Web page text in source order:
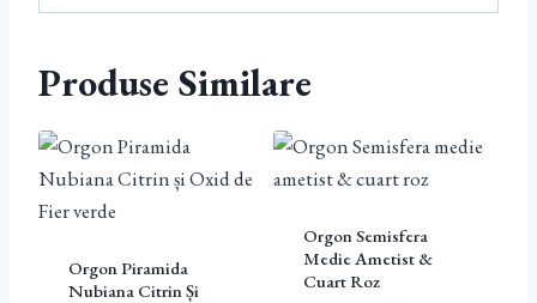
Produse Similare
Orgon Piramida
Nubiana Citrin Și
Orgon Semisfera
Medie Ametist &
Cuart Roz